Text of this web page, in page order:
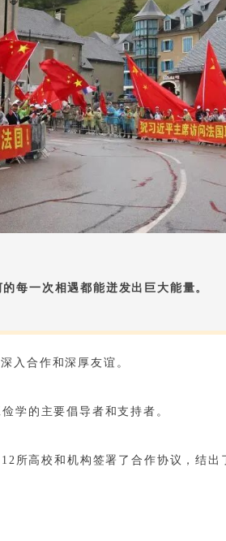
每一次相遇都能迸发出巨大能量。
入合作和深厚友谊。
学的主要倡导者和支持者。
所高校和机构 签署了合作协议 ，结出